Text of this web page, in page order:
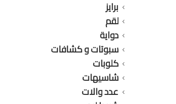
برايز
لقم
دواية
سبوتات و كشافات
كلوبات
شاسيهات
عدد والات